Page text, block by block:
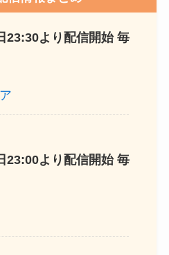
23:30より配信開始 毎
23:00より配信開始 毎